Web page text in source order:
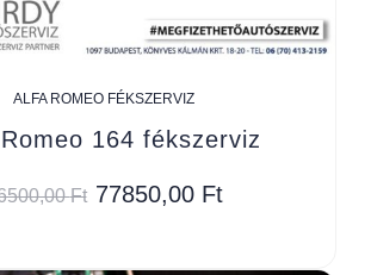
ALFA ROMEO FÉKSZERVIZ
164 fékszerviz
Ft 77850,00 Ft